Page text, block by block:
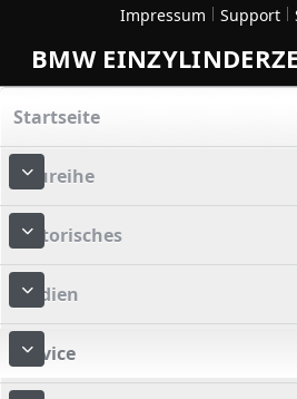
Impressum Support
BMW
Startseite
Baureihe
Historisches
Medien
Service